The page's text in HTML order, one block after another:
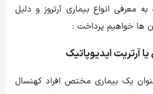
به معرفی انواع بیماری آرتروز و دلیل
ها خواهیم پرداخت :
یا آرتریت ایدیوپاتیک
یک بیماری مختص افراد کهنسال